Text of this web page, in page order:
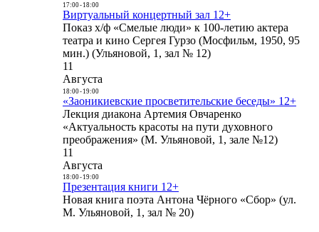
17:00- 18:00
Виртуальный концертный зал 12+
Показ х/ф «Смелые люди» к 100-летию актера
театра и кино Сергея Гурзо (Мосфильм, 1950, 95
мин.) (Ульяновой, 1, зал № 12)
11
Августа
18:00- 19:00
«Заоникиевские просветительские беседы» 12+
Лекция диакона Артемия Овчаренко
«Актуальность красоты на пути духовного
преображения» (М. Ульяновой, 1, зале №12)
11
Августа
18:00- 19:00
Презентация книги 12+
Новая книга поэта Антона Чёрного «Сбор» (ул.
М. Ульяновой, 1, зал № 20)